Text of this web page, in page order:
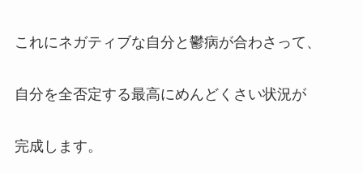
これにネガティブな自分と鬱病が合わさって、
自分を全否定する最高にめんどくさい状況が
完成します。